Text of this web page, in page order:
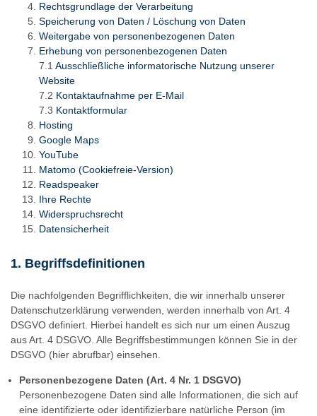
Rechtsgrundlage der Verarbeitung
Speicherung von Daten / Löschung von Daten
Weitergabe von personenbezogenen Daten
Erhebung von personenbezogenen Daten
7.1 Ausschließliche informatorische Nutzung unserer
Website
7.2 Kontaktaufnahme per E-Mail
7.3 Kontaktformular
Hosting
Google Maps
YouTube
Matomo (Cookiefreie-Version)
Readspeaker
Ihre Rechte
Widerspruchsrecht
Datensicherheit
1. Begriffsdefinitionen
Die nachfolgenden Begrifflichkeiten, die wir innerhalb unserer
Datenschutzerklärung verwenden, werden innerhalb von Art. 4
DSGVO definiert. Hierbei handelt es sich nur um einen Auszug
aus Art. 4 DSGVO. Alle Begriffsbestimmungen können Sie in der
DSGVO (hier abrufbar) einsehen.
Personenbezogene Daten (Art. 4 Nr. 1 DSGVO)
Personenbezogene Daten sind alle Informationen, die sich auf
eine identifizierte oder identifizierbare natürliche Person (im